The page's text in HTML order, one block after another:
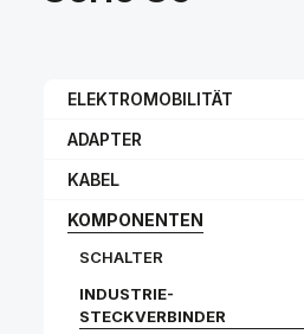
ELEKTROMOBILITÄT
ADAPTER
KABEL
KOMPONENTEN
SCHALTER
INDUSTRIE-
STECKVERBINDER